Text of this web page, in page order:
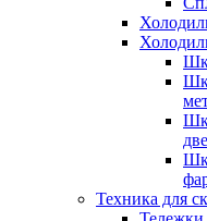
Техника для